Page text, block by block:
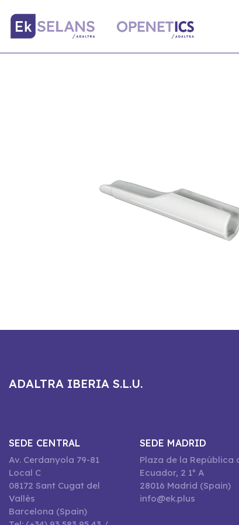
ADALTRA IBERIA S.L.U.
SEDE CENTRAL
Av. Cerdanyola 79-81
Local C
08172 Sant Cugat del
Vallès
Barcelona (Spain)
SEDE MADRID
Plaza de la República
Ecuador, 2 1º A
28016 Madrid (Spain)
info@ek.plus